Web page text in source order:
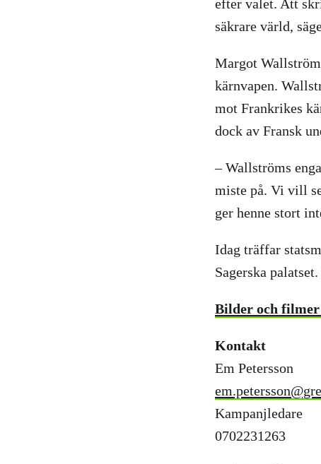
efter valet. Att
säkrare värld,
Margot
kärnvapen.
mot Frankrikes
dock av Fransk
– Wallströms
miste på. Vi vill
ger henne stort
Idag träffar
Sagerska
Bilder och
Kontakt
Em Petersson
Kampanjledare
0702231263